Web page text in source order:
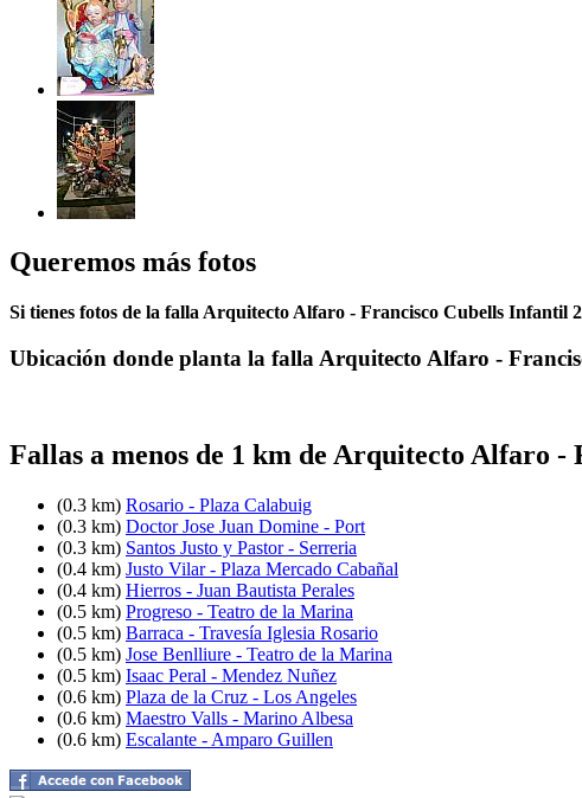
Queremos más fotos
Si tienes fotos de la falla Arquitecto Alfaro - Francisco Cubells Infantil
Ubicación donde planta la falla Arquitecto Alfaro -
Fallas a menos de 1 km de Arquitecto Alfaro -
(0.3 km) Rosario - Plaza Calabuig
(0.3 km) Doctor Jose Juan Domine - Port
(0.3 km) Santos Justo y Pastor - Serreria
(0.4 km) Justo Vilar - Plaza Mercado Cabañal
(0.4 km) Hierros - Juan Bautista Perales
(0.5 km) Progreso - Teatro de la Marina
(0.5 km) Barraca - Travesía Iglesia Rosario
(0.5 km) Jose Benlliure - Teatro de la Marina
(0.5 km) Isaac Peral - Mendez Nuñez
(0.6 km) Plaza de la Cruz - Los Angeles
(0.6 km) Maestro Valls - Marino Albesa
(0.6 km) Escalante - Amparo Guillen